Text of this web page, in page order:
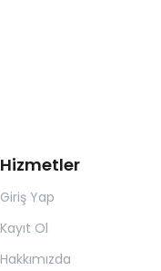
Hizmetler
Giriş Yap
Kayıt Ol
Hakkımızda